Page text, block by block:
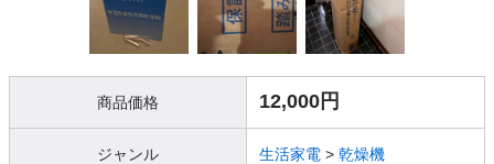
商品価格 12,000円
ジャンル 生活家電 > 乾燥機